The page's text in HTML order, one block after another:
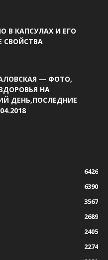
В КАПСУЛАХ И ЕГО
СВОЙСТВА
— ФОТО,
НА
ДЕНЬ,ПОСЛЕДНИЕ
6426
6390
3567
2689
2405
2274